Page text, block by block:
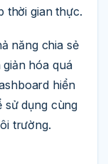
thời gian thực.
năng chia sẻ
hóa quá
hiển
sử dụng cùng
trường.